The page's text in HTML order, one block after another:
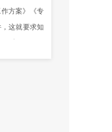
方案》《专
这就要求知
知识产权公